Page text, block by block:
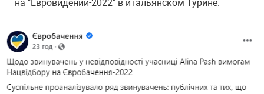
на "Евровидении-2022" в итальянском Турине.